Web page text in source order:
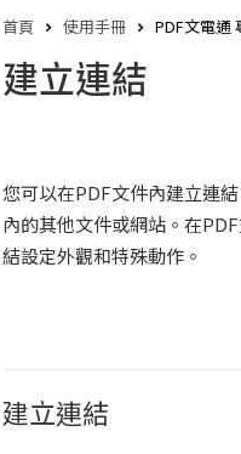
首頁 使用手冊 PDF文電通
建立連結
您可以在PDF文件內建立連
內的其他文件或網站。在
結設定外觀和特殊動作。
建立連結